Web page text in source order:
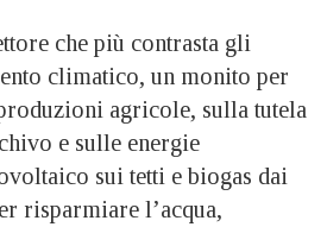
che più contrasta gli
climatico, un monito per
agricole, sulla tutela
e sulle energie
sui tetti e biogas dai
risparmiare l’acqua,